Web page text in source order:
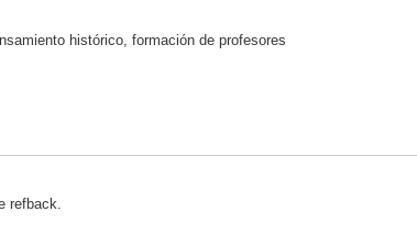
histórico, formación de profesores
refback.